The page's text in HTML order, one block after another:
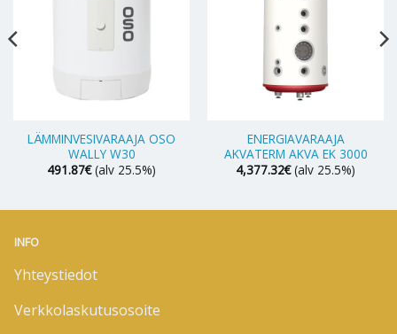
LÄMMINVESIVARAAJA OSO
WALLY W30
491.87€ (alv 25.5%)
ENERGIAVARAAJA
AKVATERM AKVA EK 3000
4,377.32€ (alv 25.5%)
INFO
Yhteystiedot
Verkkolaskutusosoite